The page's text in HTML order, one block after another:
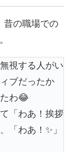
昔の職場での
視する人がい
ブだったか
わ😂
「わあ！挨拶
「わあ！✨」